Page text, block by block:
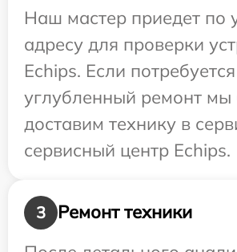
Наш мастер приедет по
адресу для проверки
Echips. Если потребуется
углубленный ремонт мы
доставим технику в
сервисный центр Echips.
3
Ремонт техники